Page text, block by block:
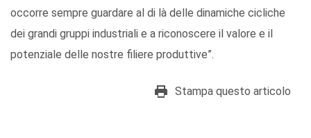
occorre sempre guardare al di là delle dinamiche cicliche
dei grandi gruppi industriali e a riconoscere il valore e il
potenziale delle nostre filiere produttive”.
Stampa questo articolo